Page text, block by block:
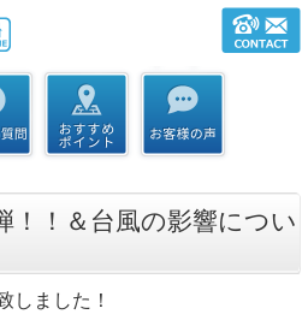
！！＆台風の影響につい
しました！